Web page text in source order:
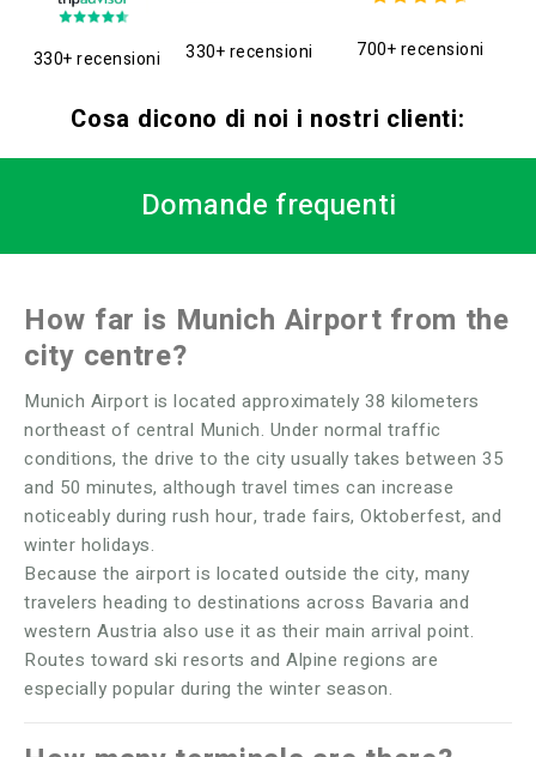
330+ recensioni 330+ recensioni 700+ recensioni
Cosa dicono di noi i nostri clienti:
Domande frequenti
How far is Munich Airport from the
city centre?
Munich Airport is located approximately 38 kilometers
northeast of central Munich. Under normal traffic
conditions, the drive to the city usually takes between 35
and 50 minutes, although travel times can increase
noticeably during rush hour, trade fairs, Oktoberfest, and
winter holidays.
Because the airport is located outside the city, many
travelers heading to destinations across Bavaria and
western Austria also use it as their main arrival point.
Routes toward ski resorts and Alpine regions are
especially popular during the winter season.